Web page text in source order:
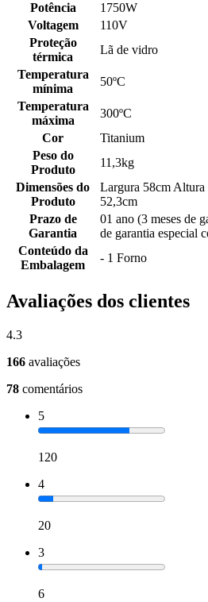
Potência
1750W
Voltagem
110V
Proteção
térmica
Lã de vidro
Temperatura
mínima
50ºC
Temperatura
máxima
300ºC
Cor
Titanium
Peso do
Produto
11,3kg
Dimensões do
Produto
Largura 58cm
52,3cm
Prazo de
Garantia
01 ano (3 meses de
de garantia especial
Conteúdo da
Embalagem
- 1 Forno
Avaliações dos clientes
4.3
166 avaliações
78 comentários
5
120
4
20
3
6